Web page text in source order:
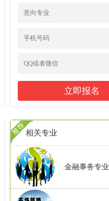
相关专业
金融事务专业